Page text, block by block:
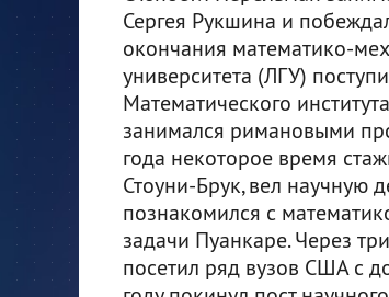
Сергея Рукшина и
окончания математико-
университета (ЛГУ)
Математического
занимался римановыми
года некоторое время
Стоуни-Брук, вел научную
познакомился с
задачи Пуанкаре. Через
посетил ряд вузов США с